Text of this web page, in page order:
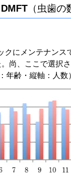
DMFT（虫歯の
クにメンテナン
尚、ここで選択
年齢・縦軸：人数